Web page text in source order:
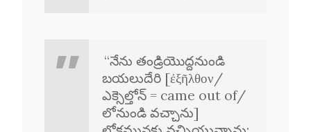
“నేను తండ్రియొద్దనుండి
బయలుదేరి [ἐξῆλθον/
ఎక్సెల్తోన్ = came out of/
లోనుండి వచ్చాను]